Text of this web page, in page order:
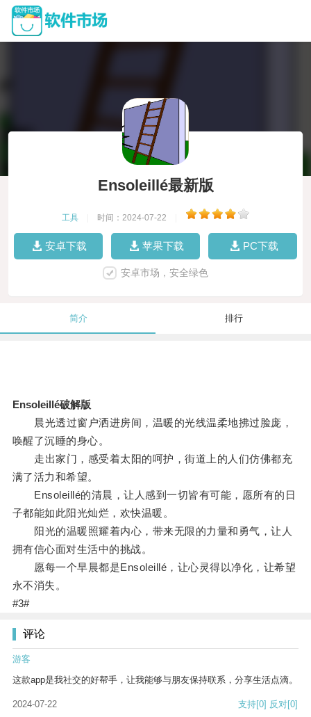
Ensoleillé最新版
工具 时间：2024-07-22
安卓下载 苹果下载 PC下载
安卓市场，安全绿色
简介 排行
Ensoleillé破解版
晨光透过窗户洒进房间，温暖的光线温柔地拂过脸庞，
唤醒了沉睡的身心。
走出家门，感受着太阳的呵护，街道上的人们仿佛都充
满了活力和希望。
Ensoleillé的清晨，让人感到一切皆有可能，愿所有的日
子都能如此阳光灿烂，欢快温暖。
阳光的温暖照耀着内心，带来无限的力量和勇气，让人
拥有信心面对生活中的挑战。
愿每一个早晨都是Ensoleillé，让心灵得以净化，让希望
永不消失。
#3#
评论
游客
这款app是我社交的好帮手，让我能够与朋友保持联系，分享生活点滴。
2024-07-22 支持[0] 反对[0]